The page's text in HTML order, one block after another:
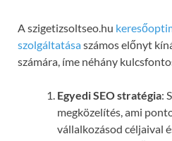
A szigetizsoltseo.hu
szolgáltatásaszámos előnyt
számára, íme néhány
Egyedi SEO stratégia:
megközelítés, ami
vállalkozásod céljaival